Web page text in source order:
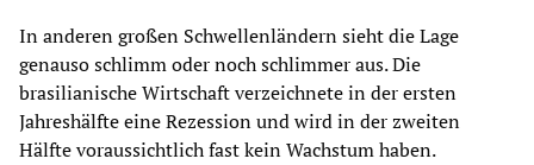
In anderen großen Schwellenländern sieht die Lage
genauso schlimm oder noch schlimmer aus. Die
brasilianische Wirtschaft verzeichnete in der ersten
Jahreshälfte eine Rezession und wird in der zweiten
Hälfte voraussichtlich fast kein Wachstum haben.